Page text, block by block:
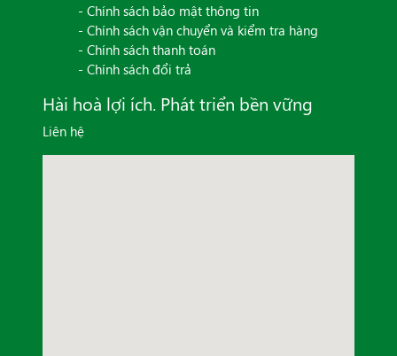
- Chính sách bảo mật thông tin
- Chính sách vận chuyển và kiểm tra hàng
- Chính sách thanh toán
- Chính sách đổi trả
Hài hoà lợi ích. Phát triển bền vững
Liên hệ